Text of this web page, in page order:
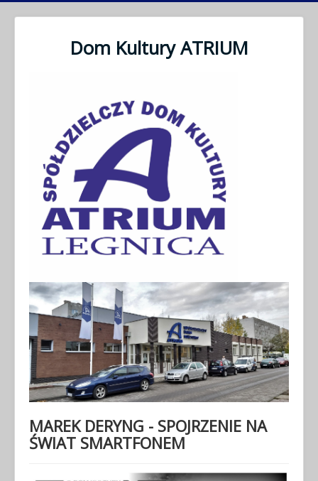
Dom Kultury ATRIUM
MAREK DERYNG - SPOJRZENIE NA
ŚWIAT SMARTFONEM